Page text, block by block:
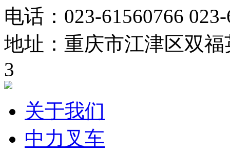
电话：023-61560766
地址：重庆市江津区双
3
关于我们
中力叉车